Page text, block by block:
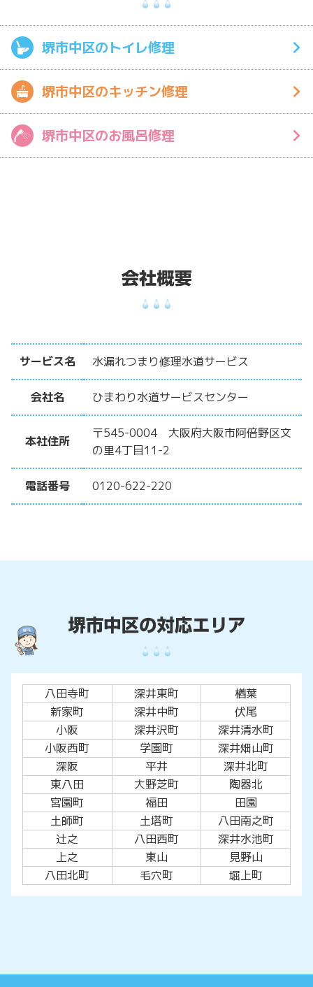
堺市中区のトイレ修理
堺市中区のキッチン修理
堺市中区のお風呂修理
サービス名 水漏れつまり修理水道サービス
会社名 ひまわり水道サービスセンター
本社住所
〒545-0004 大阪府大阪市阿倍野区文
の里4丁目11-2
電話番号 0120-622-220
八田寺町 深井東町
楢葉
新家町
深井中町
伏尾
小阪
深井沢町
深井清水町
小阪西町
学園町
深井畑山町
深阪
平井
深井北町
東八田
大野芝町
陶器北
宮園町
福田
田園
土師町
土塔町
八田南之町
辻之
八田西町
深井水池町
上之
東山
見野山
八田北町
毛穴町 堀上町